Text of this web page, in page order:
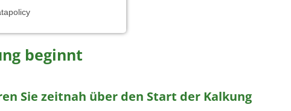
WALDKALKUNG
beginnt
Sie zeitnah über den Start der Kalkung